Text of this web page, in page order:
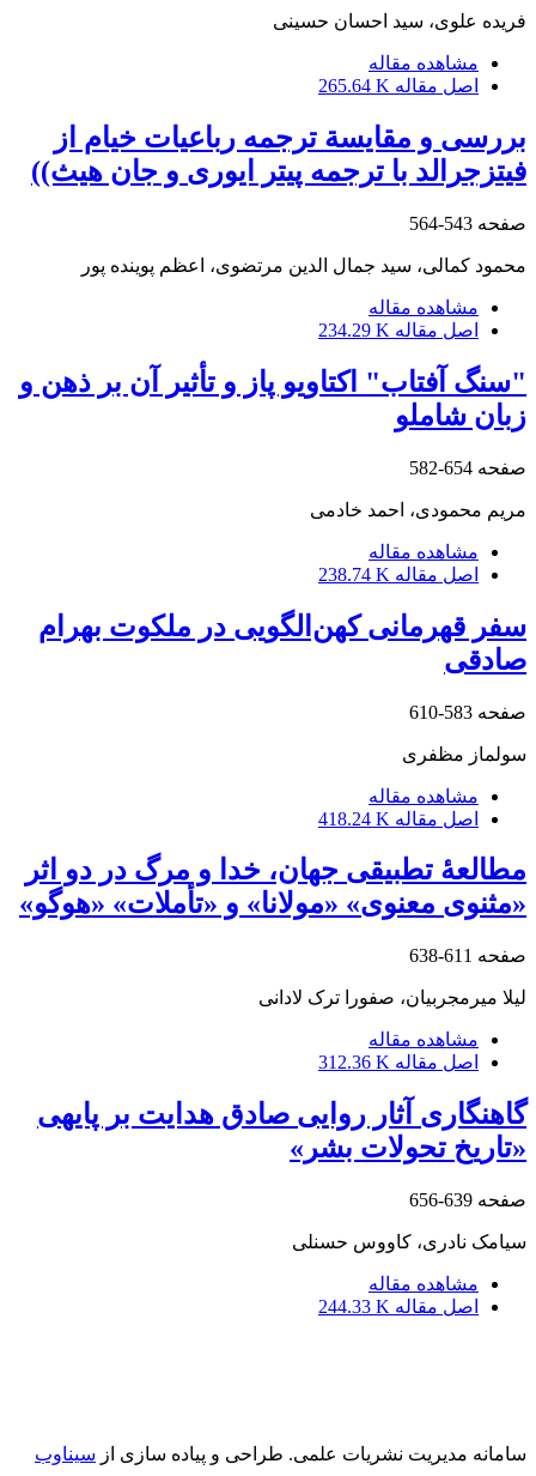
فریده علوی، سید احسان حسینی
مشاهده مقاله
اصل مقاله 265.64 K
بررسی و مقایسة ترجمه رباعیات خیام از
فیتزجرالد با ترجمه پیتر ایوری و جان هیث))
صفحه 543-564
محمود کمالی، سید جمال الدین مرتضوی، اعظم پوینده پور
مشاهده مقاله
اصل مقاله 234.29 K
"سنگ آفتاب" اکتاویو پاز و تأثیر آن بر ذهن و
زبان شاملو
صفحه 654-582
مریم محمودی، احمد خادمی
مشاهده مقاله
اصل مقاله 238.74 K
سفر قهرمانی کهن‌الگویی در ملکوت بهرام
صادقی
صفحه 583-610
سولماز مظفری
مشاهده مقاله
اصل مقاله 418.24 K
مطالعۀ تطبیقی جهان، خدا و مرگ در دو اثر
«مثنوی معنوی» «مولانا» و «تأملات» «هوگو»
صفحه 611-638
لیلا میرمجربیان، صفورا ترک لادانی
مشاهده مقاله
اصل مقاله 312.36 K
گاه‎نگاری آثار روایی صادق هدایت بر پایه‎ی
«تاریخ تحولات بشر»
صفحه 639-656
سیامک نادری، کاووس حسنلی
مشاهده مقاله
اصل مقاله 244.33 K
سامانه مدیریت نشریات علمی. طراحی و پیاده سازی از سیناوب